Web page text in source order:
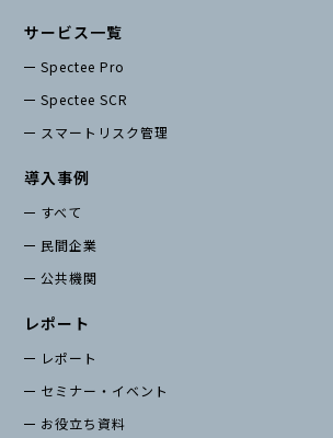
サービス一覧
Spectee Pro
Spectee SCR
スマートリスク管理
導入事例
すべて
民間企業
公共機関
レポート
レポート
セミナー・イベント
お役立ち資料